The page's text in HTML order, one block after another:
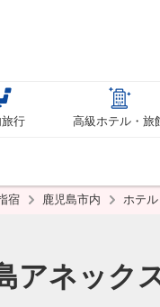
旅行 高級ホテル・旅
宿 鹿児島市内 ホテ
アネック